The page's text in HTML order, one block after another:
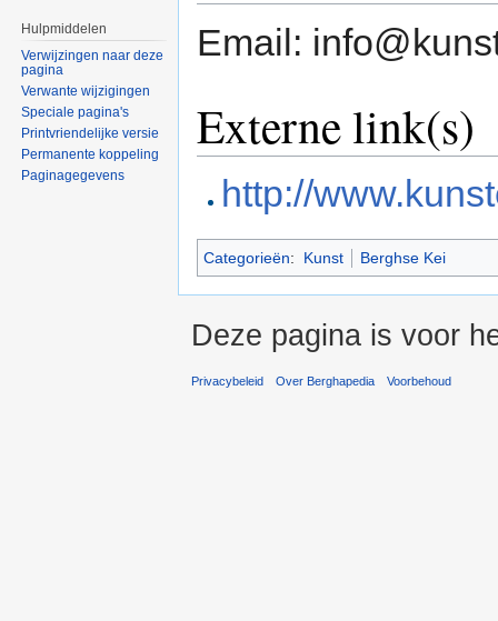
Email:
Externe link(s)
http://
Categorieën: Kunst Berghse Kei
Hulpmiddelen
Verwijzingen naar deze
pagina
Verwante wijzigingen
Speciale pagina's
Printvriendelijke versie
Permanente koppeling
Paginagegevens
Deze pagina is voor
Privacybeleid Over Berghapedia Voorbehoud